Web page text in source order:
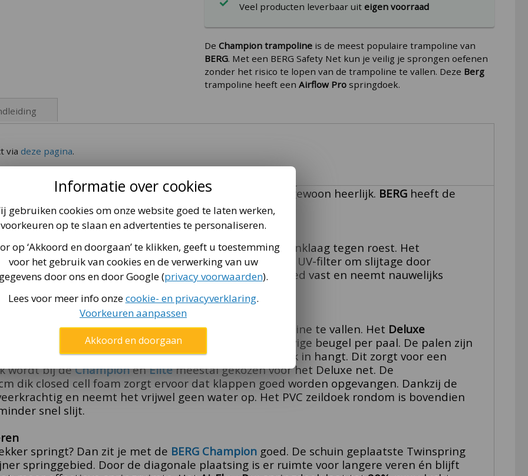
Veel producten leverbaar uiteigen voorraad
DeChampion trampoline is de meest populaire trampoline van
BERG. Met een BERG Safety Net kun je veilig je sprongen oefenen
zonder het risico te lopen van de trampoline te vallen. Deze Berg
trampoline heeft eenAirflow Pro springdoek.
trampoline uit de Championserie. Met deze trampoline in de tuin hebben
En dat doen ze ook, want deze trampoline springt gewoon heerlijk. BERGheeft de
verensysteem en eenAirFlow Prospringdoek.
430is gepoedercoat en extra beschermd met een zinklaag tegen roest. Het
met vrachtwagenzeil) en voorzien van een UV-filter om slijtage door
closed cell foam. Dit materiaal houdt zijn vorm goed vast en neemt nauwelijks
lang stevig.
veilig oefenen, zonder risico om van de trampoline te vallen. Het Deluxe
van de trampoline gemonteerd en gebruikt één stevige beugel per paal. De palen zijn
elkaar verbonden door een ring waar het net strak in hangt. Dit zorgt voor een
wordt bij deChampionenElitemeestal gekozen voor het Deluxe net. De
dik closed cell foam zorgt ervoor dat klappen goed worden opgevangen. Dankzij de
en neemt het vrijwel geen water op. Het PVC zeildoek rondom is bovendien
snel slijt.
springt? Dan zit je met de BERG Championgoed. De schuin geplaatste Twinspring
springgebied. Door de diagonale plaatsing is er ruimte voor langere veren én blijft
via deze pagina.
Informatie over cookies
gebruiken cookies om onze website goed te laten werken,
voorkeuren op te slaan en advertenties te personaliseren.
op ‘Akkoord en doorgaan’ te klikken, geeft u toestemming
voor het gebruik van cookies en de verwerking van uw
gegevens door ons en door Google (privacy voorwaarden).
Lees voor meer info onzecookie- en privacyverklaring.
Voorkeuren aanpassen
Akkoord en doorgaan